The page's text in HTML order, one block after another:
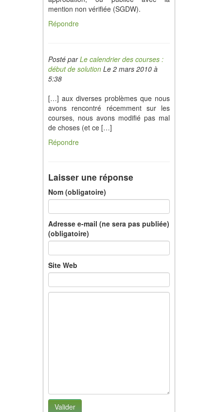
mention non vérifiée (SGDW).
Répondre
Posté parLe calendrier des courses :
début de solutionLe 2 mars 2010 à
5:38
[…] aux diverses problèmes que nous
avons rencontré récemment sur les
courses, nous avons modifié pas mal
de choses (et ce […]
Répondre
Laisser une réponse
Nom (obligatoire)
Adresse e-mail (ne sera pas publiée)
(obligatoire)
Site Web